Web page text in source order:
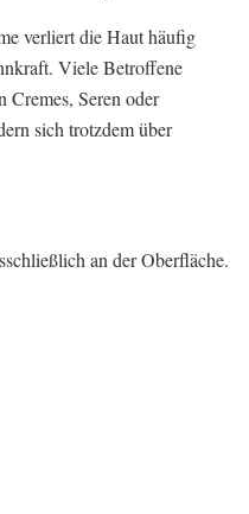
verliert die Haut häufig
Viele Betroffene
Cremes, Seren oder
sich trotzdem über
an der Oberfläche.